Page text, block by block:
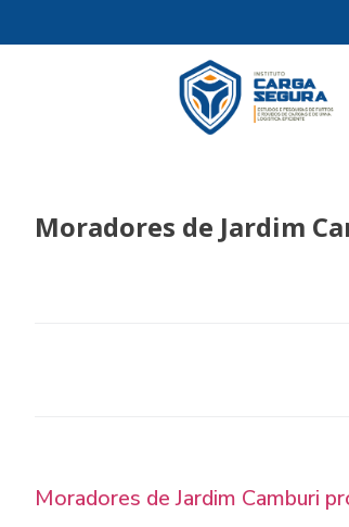
Moradores de Jardim
Moradores de Jardim Camburi